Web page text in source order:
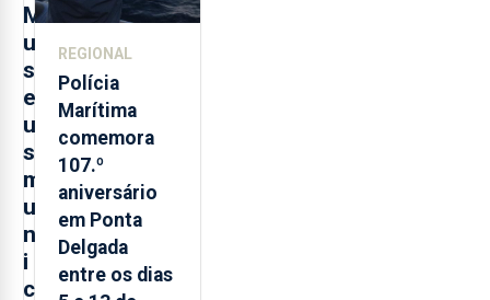
M
u
s
e
u
s
m
u
n
i
c
REGIONAL
Polícia
Marítima
comemora
107.º
aniversário
em Ponta
Delgada
entre os dias